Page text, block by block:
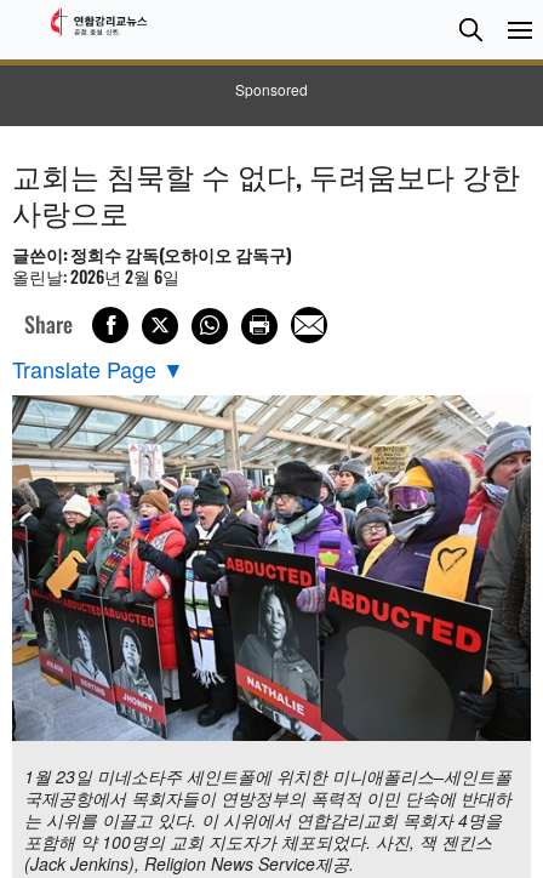
Sponsored
검
색
Search
교회는 침묵할 수 없다, 두려움보다 강한
사랑으로
글쓴이: 정희수 감독(오하이오 감독구)
올린날: 2026년 2월 6일
Share
Translate Page ▼
1월 23일 미네소타주 세인트폴에 위치한 미니애폴리스–세인트폴
국제공항에서 목회자들이 연방정부의 폭력적 이민 단속에 반대하
는 시위를 이끌고 있다. 이 시위에서 연합감리교회 목회자 4명을
포함해 약 100명의 교회 지도자가 체포되었다. 사진, 잭 젠킨스
(Jack Jenkins), Religion News Service제공.